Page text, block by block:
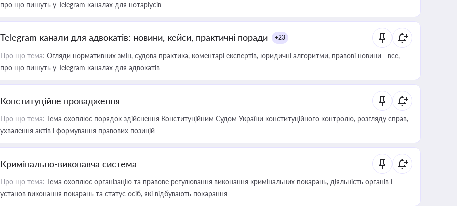
про що пишуть у Telegram каналах для нотаріусів
Telegram канали для адвокатів: новини, кейси, практичні поради +23
Про що тема: Огляди нормативних змін, судова практика, коментарі експертів, юридичні алгоритми, правові новини - все,
про що пишуть у Telegram каналах для адвокатів
Конституційне провадження
Про що тема: Тема охоплює порядок здійснення Конституційним Судом України конституційного контролю, розгляду справ,
ухвалення актів і формування правових позицій
Кримінально-виконавча система
Про що тема: Тема охоплює організацію та правове регулювання виконання кримінальних покарань, діяльність органів і
установ виконання покарань та статус осіб, які відбувають покарання